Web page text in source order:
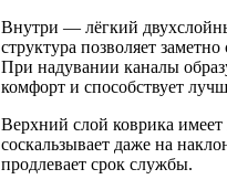
Внутри — лёгкий
структура позволяет
При надувании каналы
комфорт и способствует
Верхний слой коврика
соскальзывает даже на
продлевает срок службы.